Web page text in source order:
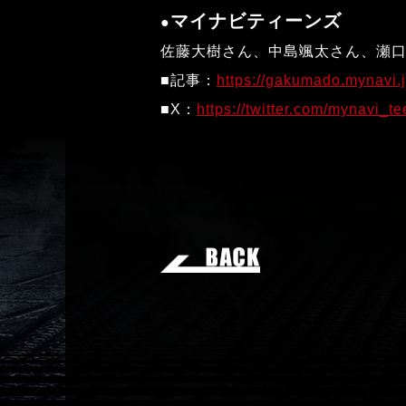
●マイナビティーンズ
佐藤大樹さん、中島颯太さん、瀬
■記事： https://
■X： https://twitter.com/